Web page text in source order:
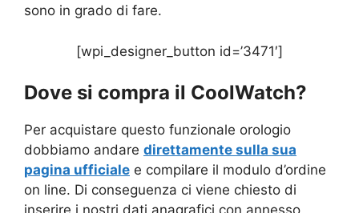
sono in grado di fare.
[wpi_designer_button id=’3471′]
Dove si compra il CoolWatch?
Per acquistare questo funzionale orologio
dobbiamo andare direttamente sulla sua
pagina ufficiale e compilare il modulo d’ordine
on line. Di conseguenza ci viene chiesto di
inserire i nostri dati anagrafici con annesso